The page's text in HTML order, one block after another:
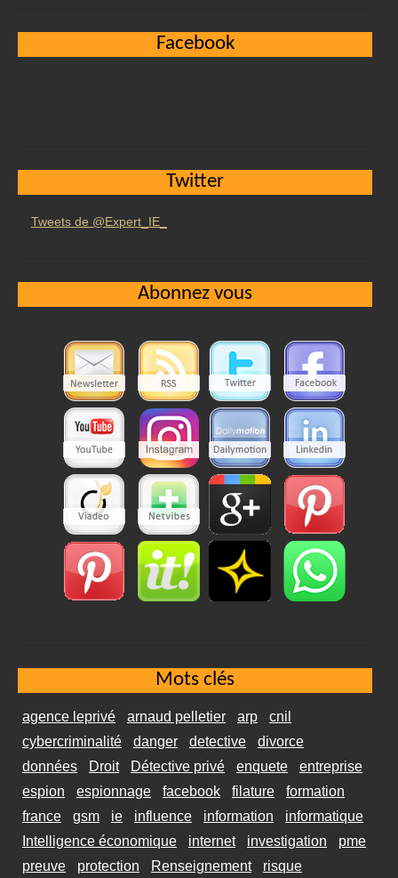
Facebook
Twitter
Tweets de @Expert_IE_
Abonnez vous
Mots clés
agence leprivé arnaud pelletier arp
cnil
cybercriminalité
danger detective
divorce
données
Droit Détective privé enquete
entreprise
espion
espionnage facebook filature
formation
france
gsm ie influence information
informatique
Intelligence économique
internet investigation
pme
preuve
protection Renseignement risque